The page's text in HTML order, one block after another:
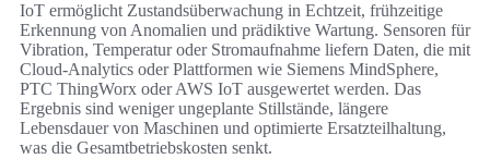
IoT ermöglicht Zustandsüberwachung in Echtzeit, frühzeitige
Erkennung von Anomalien und prädiktive Wartung. Sensoren für
Vibration, Temperatur oder Stromaufnahme liefern Daten, die mit
Cloud-Analytics oder Plattformen wie Siemens MindSphere,
PTC ThingWorx oder AWS IoT ausgewertet werden. Das
Ergebnis sind weniger ungeplante Stillstände, längere
Lebensdauer von Maschinen und optimierte Ersatzteilhaltung,
was die Gesamtbetriebskosten senkt.